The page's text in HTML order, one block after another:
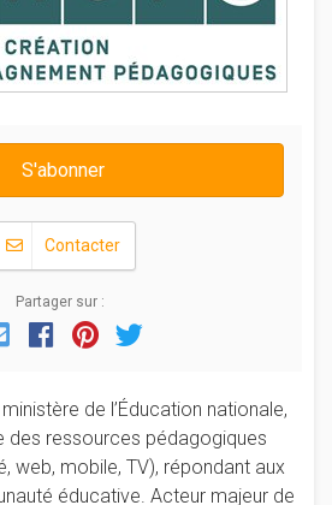
S'abonner
Contacter
Partager sur :
EmailFacebook
Pinterest
de l’Éducation nationale,
des ressources pédagogiques
web, mobile, TV), répondant aux
éducative. Acteur majeur de